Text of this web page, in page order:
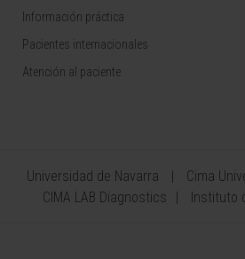
Información práctica
Pacientes internacionales
Atención al paciente
Universidad de Navarra
Cima
CIMA LAB Diagnostics
Instituto